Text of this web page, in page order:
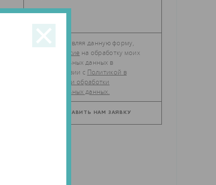
Отправляя данную форму,
согласие
персональных данных в
соответствии с Политикой в
отношении обработки
персональных данных.